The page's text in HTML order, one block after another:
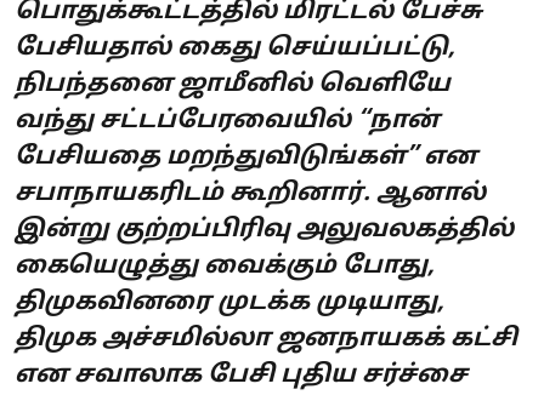
பொதுக்கூட்டத்தில் மிரட்டல் பேச்சு
பேசியதால் கைது செய்யப்பட்டு,
நிபந்தனை ஜாமீனில் வெளியே
வந்து சட்டப்பேரவையில் “நான்
பேசியதை மறந்துவிடுங்கள்” என
சபாநாயகரிடம் கூறினார். ஆனால்
இன்று குற்றப்பிரிவு அலுவலகத்தில்
கையெழுத்து வைக்கும் போது,
திமுகவினரை முடக்க முடியாது,
திமுக அச்சமில்லா ஜனநாயகக் கட்சி
என சவாலாக பேசி புதிய சர்ச்சை